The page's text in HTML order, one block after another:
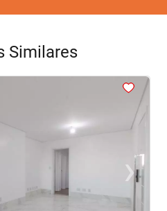
Similares
›
Next